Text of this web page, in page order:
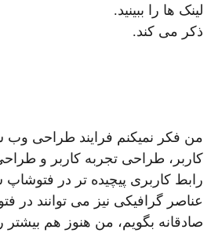
لینک ها را ببینید.
ذکر می کند.
من فکر نمیکنم فرایند طراحی
کاربر، طراحی تجربه کاربر و
رابط کاربری پیچیده تر در
عناصر گرافیکی نیز می توانند در
صادقانه بگویم، من هنوز هم بیشتر